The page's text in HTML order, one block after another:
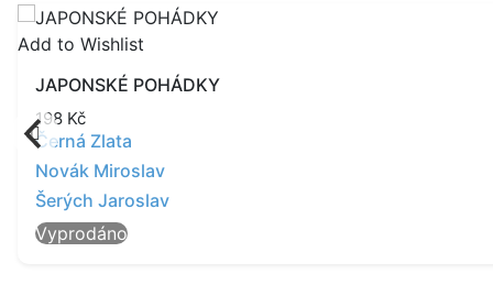
Add to Wishlist
JAPONSKÉ POHÁDKY
198 Kč
Černá Zlata
Novák Miroslav
Šerých Jaroslav
Vyprodáno